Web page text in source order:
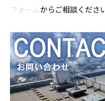
フォームからご相談くださ